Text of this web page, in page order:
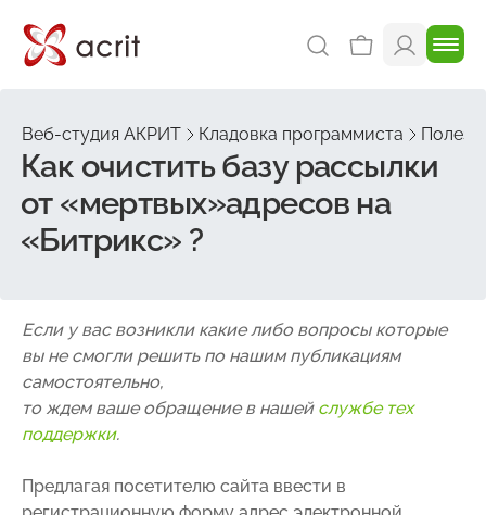
Веб-студия АКРИТ Кладовка программиста
Как очистить базу рассылки
от «мертвых»адресов на
«Битрикс» ?
Если у вас возникли какие либо вопросы которые
вы не смогли решить по нашим публикациям
самостоятельно,
то ждем ваше обращение в нашей службе тех
поддержки.
Предлагая посетителю сайта ввести в